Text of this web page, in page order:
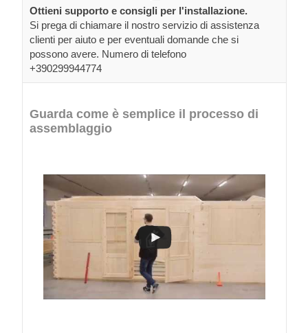
Ottieni supporto e consigli per l'installazione.
Si prega di chiamare il nostro servizio di assistenza
clienti per aiuto e per eventuali domande che si
possono avere. Numero di telefono
+390299944774
Guarda come è semplice il processo di
assemblaggio